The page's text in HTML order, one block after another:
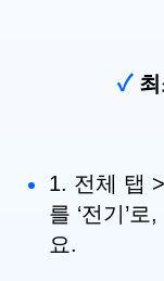
✓최
1. 전체 탭
를 ‘전기’
요.